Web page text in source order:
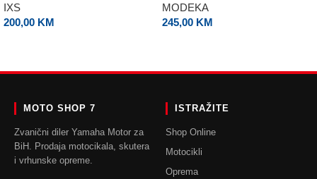
IXS
200,00 KM
MODEKA
245,00 KM
MOTO SHOP 7
Zvanični diler Yamaha Motor za
BiH. Prodaja motocikala, skutera
i vrhunske opreme.
ISTRAŽITE
Shop Online
Motocikli
Oprema